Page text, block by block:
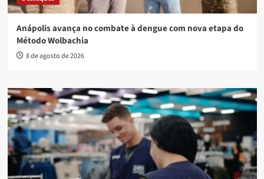
Anápolis avança no combate à dengue com nova etapa do
Método Wolbachia
8 de agosto de 2026